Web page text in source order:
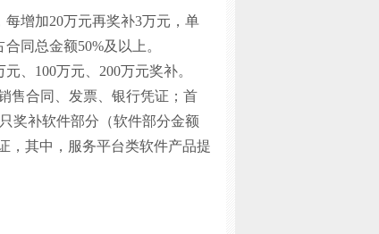
增加20万元再奖补3万元，单
同总金额50%及以上。
、100万元、200万元奖补。
售合同、发票、银行凭证；首
奖补软件部分（软件部分金额
，其中，服务平台类软件产品提